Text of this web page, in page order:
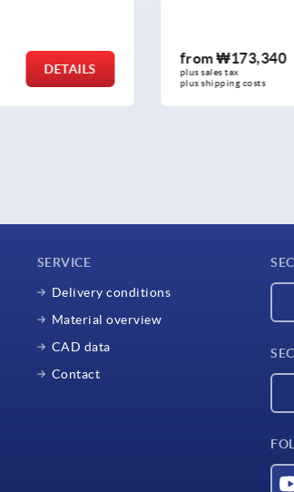
DETAILS
from₩173,340
plus sales tax
plus shipping costs
SERVICE
Delivery conditions
Material overview
CAD data
Contact